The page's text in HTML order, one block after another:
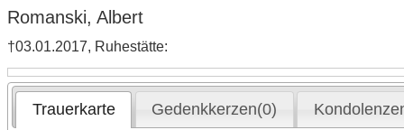
Romanski, Albert
†03.01.2017, Ruhestätte:
Trauerkarte Gedenkkerzen(0)